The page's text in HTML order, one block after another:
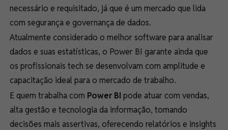
necessário e requisitado, já que é um mercado que lida
com segurança e governança de dados.
Atualmente considerado o melhor software para analisar
dados e suas estatísticas, o Power BI garante ainda que
os profissionais tech se desenvolvam com amplitude e
capacitação ideal para o mercado de trabalho.
E quem trabalha com Power BI pode atuar com vendas,
alta gestão e tecnologia da informação, tomando
decisões mais assertivas, oferecendo relatórios e insights